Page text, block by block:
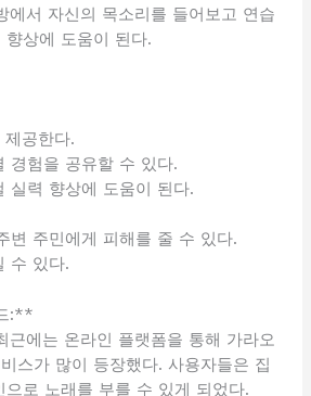
에서 자신의 목소리를 들어보고 연습
상에 도움이 된다.
공한다.
경험을 공유할 수 있다.
실력 향상에 도움이 된다.
변 주민에게 피해를 줄 수 있다.
수 있다.
:**
근에는 온라인 플랫폼을 통해 가라오
스가 많이 등장했다. 사용자들은 집
으로 노래를 부를 수 있게 되었다.